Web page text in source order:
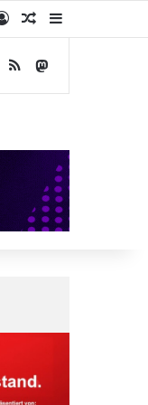
AnmeldenZufälliger
YouTube
RSS